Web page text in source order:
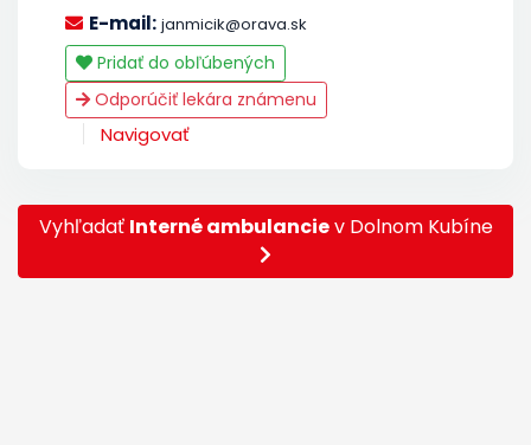
E-mail: janmicik@orava.sk
Pridať do obľúbených
Odporúčiť lekára známenu
Navigovať
Vyhľadať Interné ambulancie v Dolnom Kubíne